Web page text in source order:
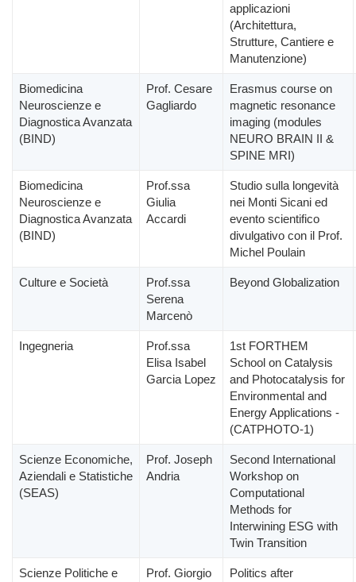
applicazioni
(Architettura,
Strutture, Cantiere e
Manutenzione)
Biomedicina
Neuroscienze e
Diagnostica Avanzata
(BIND)
Prof. Cesare
Gagliardo
Erasmus course on
magnetic resonance
imaging (modules
NEURO BRAIN II &
SPINE MRI)
Biomedicina
Neuroscienze e
Diagnostica Avanzata
(BIND)
Prof.ssa
Giulia
Accardi
Studio sulla longevità
nei Monti Sicani ed
evento scientifico
divulgativo con il Prof.
Michel Poulain
Culture e Società
Prof.ssa
Serena
Marcenò
Beyond Globalization
Ingegneria
Prof.ssa
Elisa Isabel
Garcia Lopez
1st FORTHEM
School on Catalysis
and Photocatalysis for
Environmental and
Energy Applications -
(CATPHOTO-1)
Scienze Economiche,
Aziendali e Statistiche
(SEAS)
Prof. Joseph
Andria
Second International
Workshop on
Computational
Methods for
Interwining ESG with
Twin Transition
Scienze Politiche e
Prof. Giorgio
Politics after